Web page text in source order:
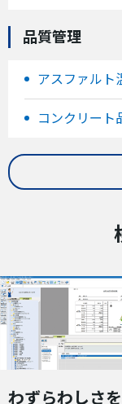
品質管理
アスファルト
コンクリート
わずらわしさ